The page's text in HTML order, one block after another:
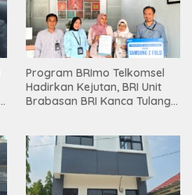
Program BRImo Telkomsel
Hadirkan Kejutan, BRI Unit
Brabasan BRI Kanca Tulang
Mesuji